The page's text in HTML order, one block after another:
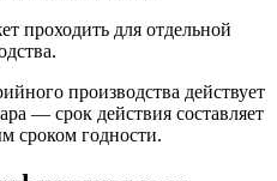
проходить для отдельной
производства действует
— срок действия составляет
сроком годности.